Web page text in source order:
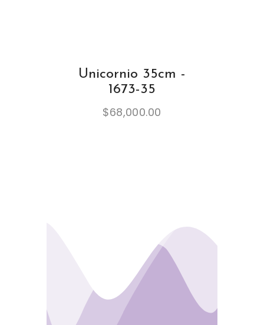
Unicornio 35cm -
1673-35
$68,000.00